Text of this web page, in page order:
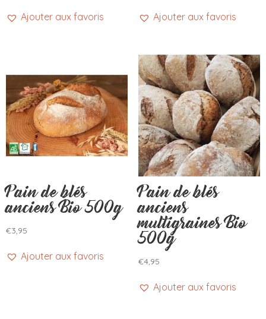
Ajouter aux favoris Ajouter aux favoris
Pain de blés
anciens Bio 500g
€3,95
Ajouter aux favoris
Pain de blés
anciens
multigraines Bio
500g
€4,95
Ajouter aux favoris